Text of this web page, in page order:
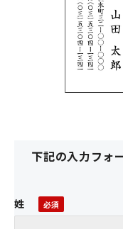
下記の入力フォ
姓